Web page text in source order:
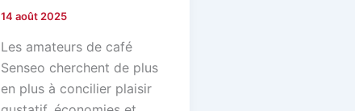
14 août 2025
Les amateurs de café
Senseo cherchent de plus
en plus à concilier plaisir